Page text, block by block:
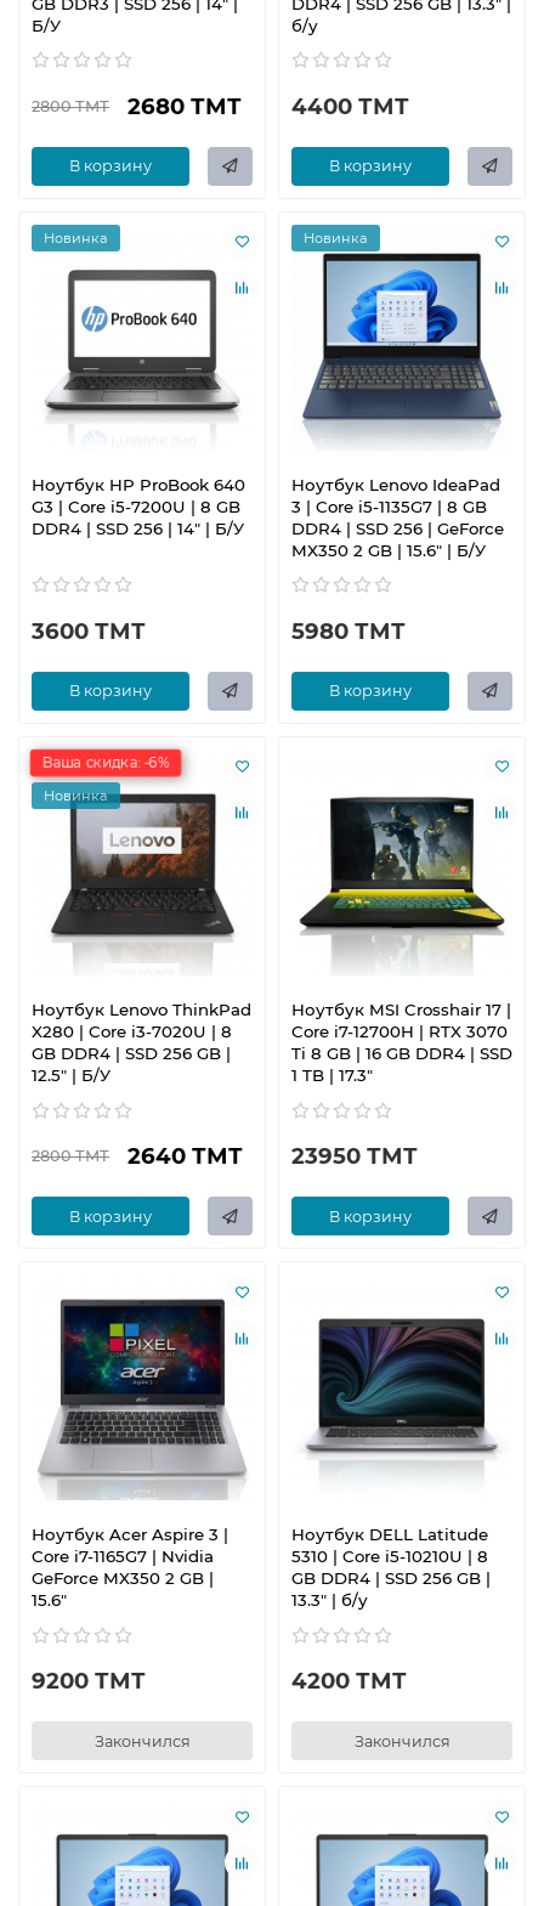
Б/У
2800 ТМТ 2680 ТМТ
В корзину
б/у
4400 ТМТ
В корзину
Новинка
Ноутбук HP ProBook 640
G3 | Core i5-7200U | 8 GB
DDR4 | SSD 256 | 14" | Б/У
3600 ТМТ
В корзину
Новинка
Ноутбук Lenovo IdeaPad
3 | Core i5-1135G7 | 8 GB
DDR4 | SSD 256 | GeForce
MX350 2 GB | 15.6" | Б/У
5980 ТМТ
В корзину
Ваша скидка: -6%
Новинка
Ноутбук Lenovo ThinkPad
X280 | Core i3-7020U | 8
GB DDR4 | SSD 256 GB |
12.5" | Б/У
2800 ТМТ 2640 ТМТ
В корзину
Ноутбук MSI Crosshair 17 |
Core i7-12700H | RTX 3070
Ti 8 GB | 16 GB DDR4 | SSD
1 TB | 17.3"
23950 ТМТ
В корзину
Ноутбук Acer Aspire 3 |
Core i7-1165G7 | Nvidia
GeForce MX350 2 GB |
15.6"
9200 ТМТ
Закончился
Ноутбук DELL Latitude
5310 | Core i5-10210U | 8
GB DDR4 | SSD 256 GB |
13.3" | б/у
4200 ТМТ
Закончился